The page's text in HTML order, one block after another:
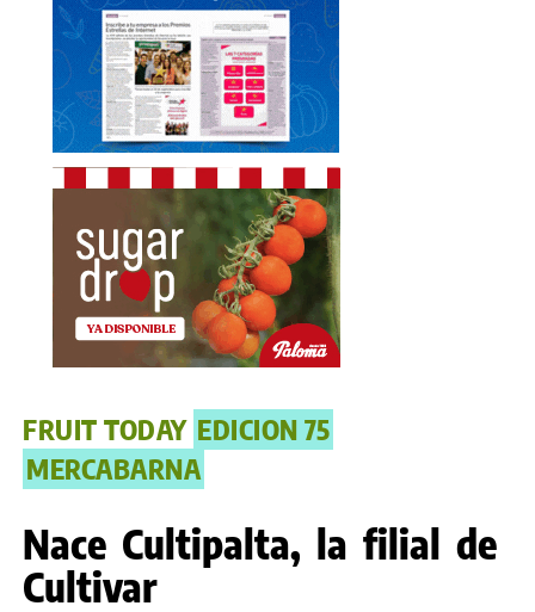
FRUIT TODAY EDICION 75
MERCABARNA
Nace Cultipalta, la filial de
Cultivar